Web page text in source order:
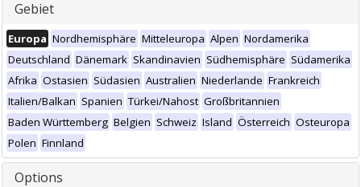
Gebiet
Europa Nordhemisphäre Mitteleuropa Alpen Nordamerika
Deutschland Dänemark Skandinavien Südhemisphäre Südamerika
Afrika Ostasien Südasien Australien Niederlande Frankreich
Italien/Balkan Spanien Türkei/Nahost Großbritannien
Baden Württemberg Belgien Schweiz Island Österreich Osteuropa
Polen Finnland
Options